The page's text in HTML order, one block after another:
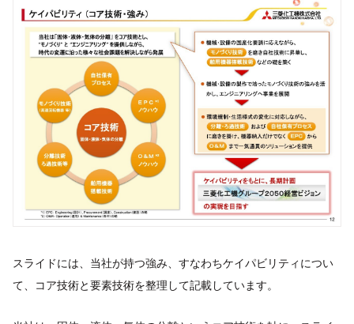
スライドには、当社が持つ強み、すなわちケイパビリティについ
て、コア技術と要素技術を整理して記載しています。